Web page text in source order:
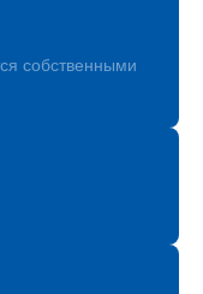
собственными